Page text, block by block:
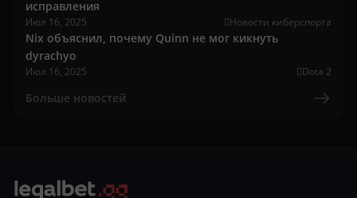
исправления
Июл 16, 2025 Новости киберспорта
Nix объяснил, почему Quinn не мог кикнуть
dyrachyo
Июл 16, 2025 Dota 2
Больше новостей